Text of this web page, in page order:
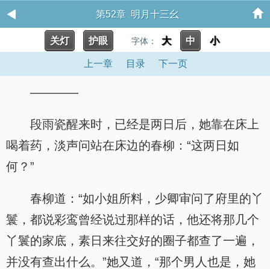
第52章 明月十三幺
关灯 护眼 字体： 大 中 小
上一章 目录 下一页
————
段雨瓷醒来时，已经是两日后，她靠在床上
喝着药，淡声问站在床边的春柳：“这两日如
何？”
春柳道：“如小姐所料，少卿审问了府里的丫
鬟，都说彩鸾曾经说过那样的话，他还将那几个
丫鬟的家底，素日来往交好的圈子都查了一遍，
并没有查出什么。”她又道，“那个男人也是，她